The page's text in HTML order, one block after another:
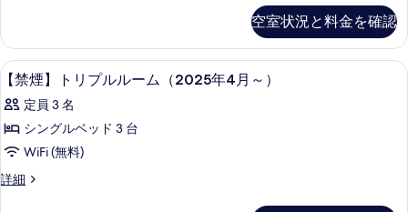
を
表
示
す
る
ル
ー
ム
禁
煙
の
す
ア
ト
リ
ル
ル
ム
禁
煙
空室状況と料金を確認
【禁
煙】
ト
リ
ル
2
【禁煙】トリプルルーム（2025年4月～）
定員 3 名
シングルベッド 3 台
WiFi (無料)
詳細
【禁